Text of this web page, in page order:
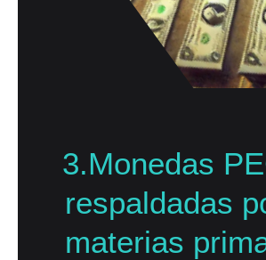
3.Monedas
respaldadas
materias